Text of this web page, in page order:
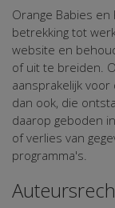
Orange Babies
betrekking tot
website en
of uit te breiden.
aansprakelijk
dan ook, die
daarop geboden
of verlies van
programma's.